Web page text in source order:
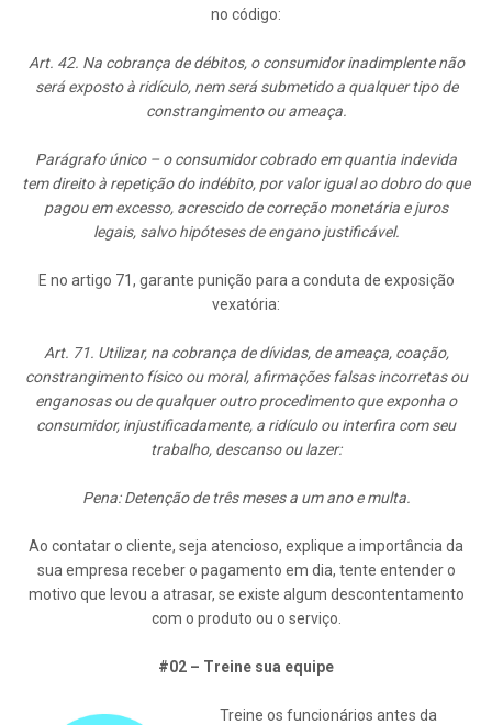
no código:
Art. 42. Na cobrança de débitos, o consumidor inadimplente não
será exposto à ridículo, nem será submetido a qualquer tipo de
constrangimento ou ameaça.
Parágrafo único – o consumidor cobrado em quantia indevida
tem direito à repetição do indébito, por valor igual ao dobro do que
pagou em excesso, acrescido de correção monetária e juros
legais, salvo hipóteses de engano justificável.
E no artigo 71, garante punição para a conduta de exposição
vexatória:
Art. 71. Utilizar, na cobrança de dívidas, de ameaça, coação,
constrangimento físico ou moral, afirmações falsas incorretas ou
enganosas ou de qualquer outro procedimento que exponha o
consumidor, injustificadamente, a ridículo ou interfira com seu
trabalho, descanso ou lazer:
Pena: Detenção de três meses a um ano e multa.
Ao contatar o cliente, seja atencioso, explique a importância da
sua empresa receber o pagamento em dia, tente entender o
motivo que levou a atrasar, se existe algum descontentamento
com o produto ou o serviço.
#02 – Treine sua equipe
Treine os funcionários antes da